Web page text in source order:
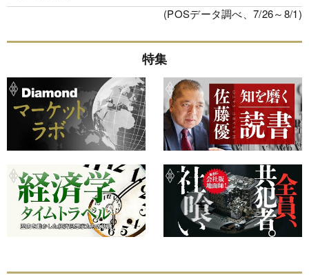
(POSデータ調べ、7/26～8/1)
特集